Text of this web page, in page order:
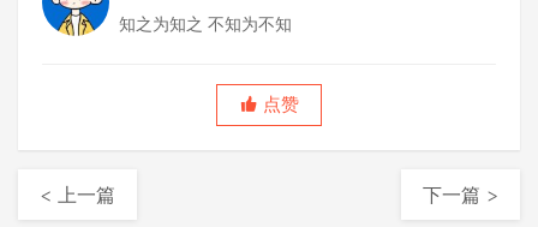
知之为知之 不知为不知
点赞
< 上一篇 下一篇 >